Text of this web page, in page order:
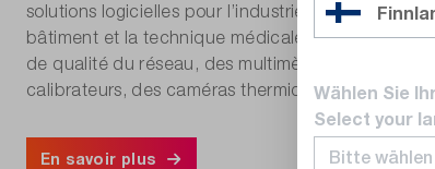
solutions logicielles pour l’industrie, la fourniture
bâtiment et la technique médicale. Son
de qualité du réseau, des multimètres
calibrateurs, des caméras thermiques, des
En savoir plus
Wählen Sie
Select your